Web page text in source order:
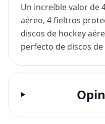
Un increíble valor de
aéreo, 4 fieltros
discos de hockey
perfecto de discos